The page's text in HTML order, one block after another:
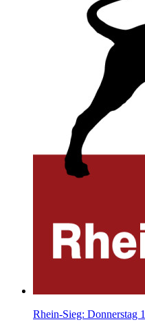
Rhein-Sieg: Donnerstag